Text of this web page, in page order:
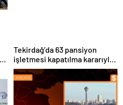
Tekirdağ’da 63 pansiyon
işletmesi kapatılma kararıyla
karşı karşıya